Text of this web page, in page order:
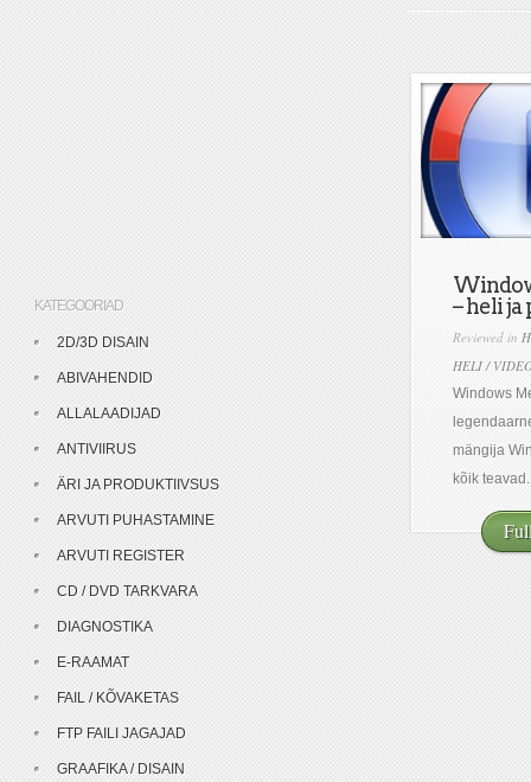
– heli ja
Reviewed in
HELI /
Windows
mängija
kõik
KATEGOORIAD
2D/3D DISAIN
ABIVAHENDID
ALLALAADIJAD
ANTIVIIRUS
ÄRI JA PRODUKTIIVSUS
ARVUTI PUHASTAMINE
ARVUTI REGISTER
CD / DVD TARKVARA
DIAGNOSTIKA
E-RAAMAT
FAIL / KÕVAKETAS
FTP FAILI JAGAJAD
GRAAFIKA / DISAIN